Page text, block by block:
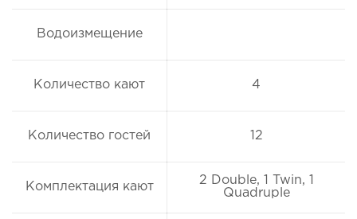
Водоизмещение
Количество кают 4
Количество гостей 12
Комплектация кают
2 Double, 1 Twin, 1
Quadruple